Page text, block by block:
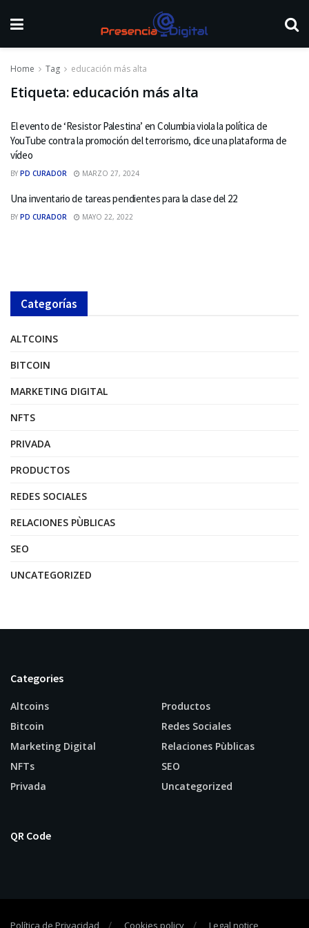
Home Tag educación más alta
Etiqueta: educación más alta
El evento de ‘Resistor Palestina’ en Columbia viola la política de
YouTube contra la promoción del terrorismo, dice una plataforma de
vídeo
BY PD CURADOR MARZO 27, 2024
Una inventario de tareas pendientes para la clase del 22
BY PD CURADOR MAYO 22, 2022
Categorías
ALTCOINS
BITCOIN
MARKETING DIGITAL
NFTS
PRIVADA
PRODUCTOS
REDES SOCIALES
RELACIONES PÙBLICAS
SEO
UNCATEGORIZED
Categories
Altcoins
Bitcoin
Marketing Digital
NFTs
Privada
Productos
Redes Sociales
Relaciones Pùblicas
SEO
Uncategorized
QR Code
Política de Privacidad Cookies policy Legal notice